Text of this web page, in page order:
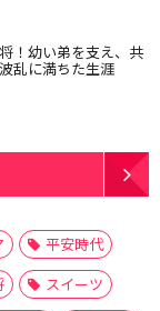
！幼い弟を支え、共
乱に満ちた生涯
平安時代
スイーツ